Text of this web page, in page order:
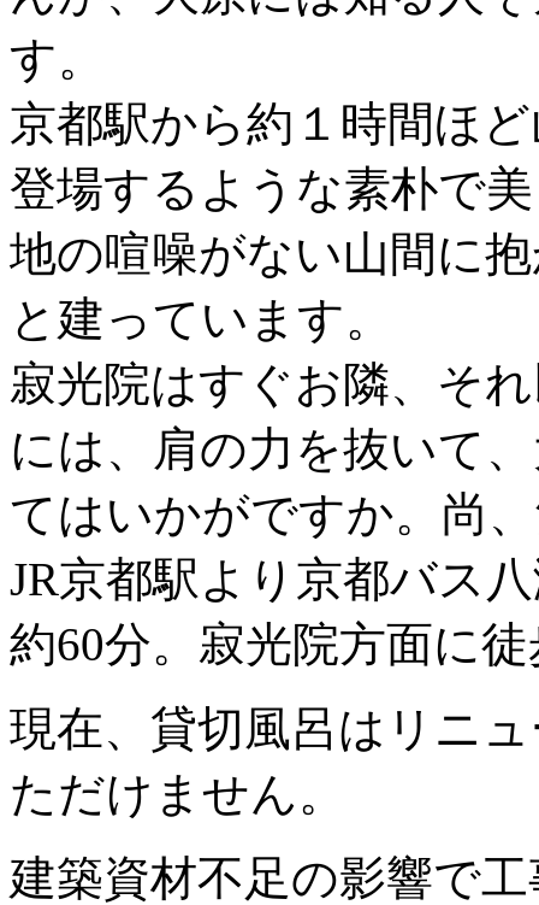
す。
京都駅から約１時間ほ
登場するような素朴で
地の喧噪がない山間に
と建っています。
寂光院はすぐお隣、そ
には、肩の力を抜いて
てはいかがですか。尚
JR京都駅より京都バス
約60分。寂光院方面に
現在、貸切風呂はリニ
ただけません。
建築資材不足の影響で